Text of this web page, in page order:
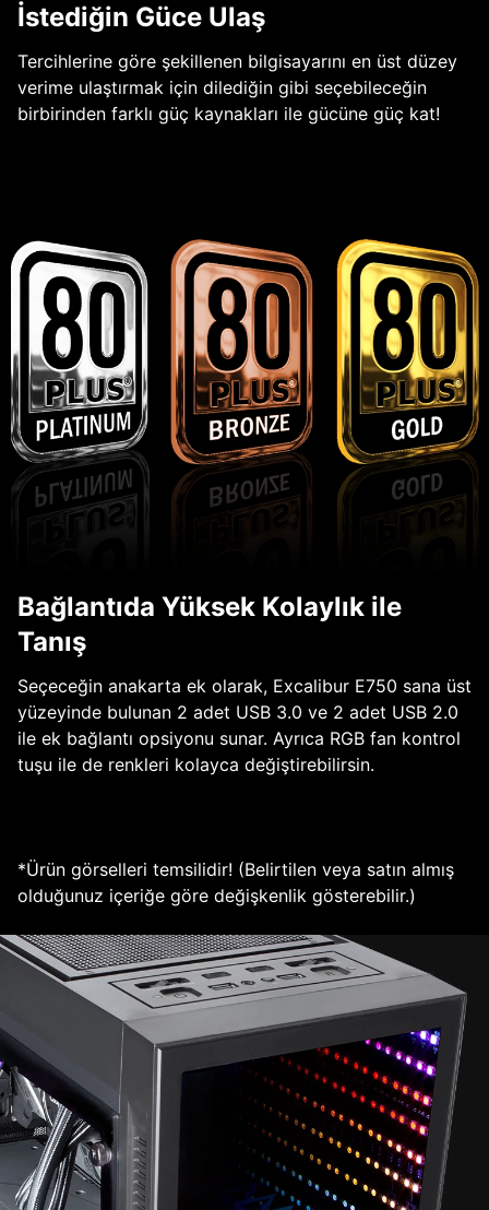
İstediğin Güce Ulaş
Tercihlerine göre şekillenen bilgisayarını en üst düzey
verime ulaştırmak için dilediğin gibi seçebileceğin
birbirinden farklı güç kaynakları ile gücüne güç kat!
Bağlantıda Yüksek Kolaylık ile
Tanış
Seçeceğin anakarta ek olarak, Excalibur E750 sana üst
yüzeyinde bulunan 2 adet USB 3.0 ve 2 adet USB 2.0
ile ek bağlantı opsiyonu sunar. Ayrıca RGB fan kontrol
tuşu ile de renkleri kolayca değiştirebilirsin.
*Ürün görselleri temsilidir! (Belirtilen veya satın almış
olduğunuz içeriğe göre değişkenlik gösterebilir.)